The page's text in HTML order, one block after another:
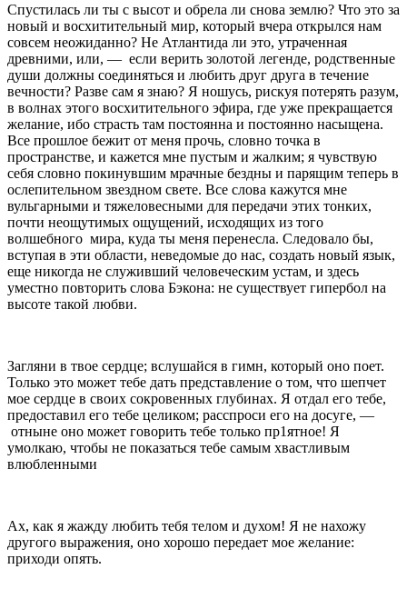
Спустилась ли ты с высот и обрела ли снова зе­млю? Что это за
новый и восхитительный мир, кото­рый вчера открылся нам
совсем неожиданно? Не Атлантида ли это, утраченная
древними, или, — если ве­рить золотой легенде, родственные
души должны со­единяться и любить друг друга в течение
вечности? Разве сам я знаю? Я ношусь, рискуя потерять разум,
в волнах этого восхитительного эфира, где уже пре­кращается
желание, ибо страсть там постоянна и по­стоянно насыщена.
Все прошлое бежит от меня прочь, словно точка в
пространстве, и кажется мне пустым и жалким; я чувствую
себя словно покинувшим мрачные бездны и парящим теперь в
ослепительном звездном свете. Все слова кажутся мне
вульгарными и тяжеловесными для передачи этих тонких,
почти неощутимых ощущений, исходящих из того
волшебного мира, куда ты меня перенесла. Следо­вало бы,
вступая в эти области, неведомые до нас, создать новый язык,
еще никогда не служивший человеческим устам, и здесь
уместно повторить слова Бэкона: не существует гипербол на
высоте такой любви.
Загляни в твое сердце; вслушайся в гимн, ко­торый оно поет.
Только это может тебе дать пред­ставление о том, что шепчет
мое сердце в своих сокровенных глубинах. Я отдал его тебе,
предоставил его тебе целиком; расспроси его на досуге, —
отныне оно может говорить тебе только пр1ятное! Я
умолкаю, чтобы не показаться тебе самым хвастливым
влюбленными
Ах, как я жажду любить тебя телом и духом! Я не нахожу
другого выражения, оно хорошо передает мое желание:
приходи опять.